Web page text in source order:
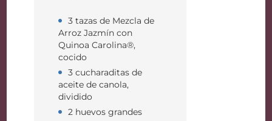
3 tazas de Mezcla de
Arroz Jazmín con
Quinoa Carolina®,
cocido
3 cucharaditas de
aceite de canola,
dividido
2 huevos grandes